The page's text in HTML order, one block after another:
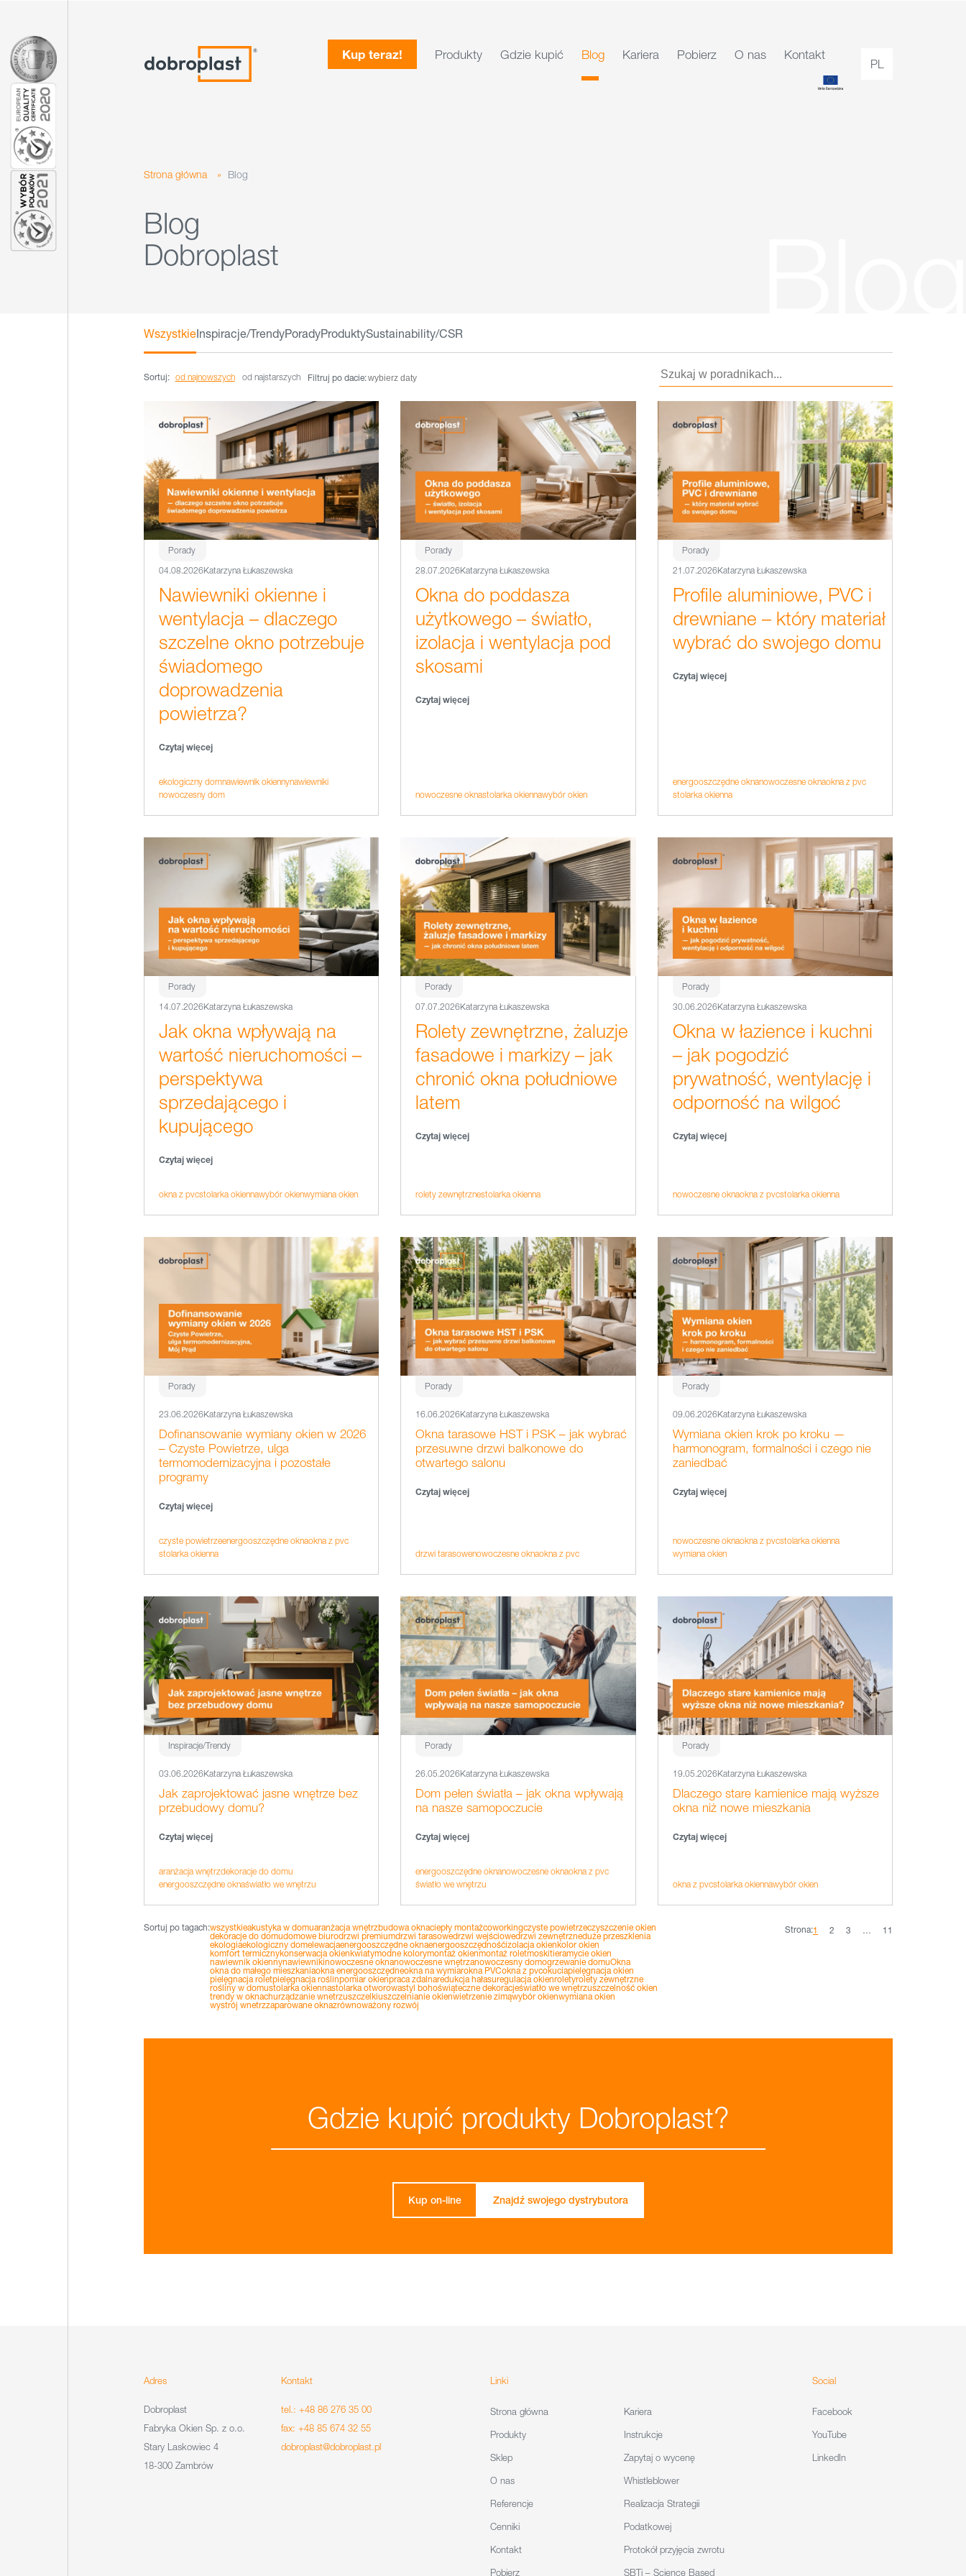
Kup teraz! Produkty Gdzie kupić Blog Kariera Pobierz O nas Kontakt
PL
Strona główna » Blog
Blog
Dobroplast
WszystkieInspiracje/TrendyPoradyProduktySustainability/CSR
Sortuj: od najnowszych od najstarszych Filtruj po dacie:
Porady
04.08.2026Katarzyna Łukaszewska
Nawiewniki okienne i
wentylacja – dlaczego
szczelne okno potrzebuje
świadomego
doprowadzenia
powietrza?
Czytaj więcej
ekologiczny domnawiewnik okiennynawiewniki
nowoczesny dom
Porady
28.07.2026Katarzyna Łukaszewska
Okna do poddasza
użytkowego – światło,
izolacja i wentylacja pod
skosami
Czytaj więcej
nowoczesne oknastolarka okiennawybór okien
Porady
21.07.2026Katarzyna Łukaszewska
Profile aluminiowe, PVC i
drewniane – który materiał
wybrać do swojego domu
Czytaj więcej
energooszczędne oknanowoczesne oknaokna z pvc
stolarka okienna
Porady
14.07.2026Katarzyna Łukaszewska
Jak okna wpływają na
wartość nieruchomości –
perspektywa
sprzedającego i
kupującego
Czytaj więcej
okna z pvcstolarka okiennawybór okienwymiana okien
Porady
07.07.2026Katarzyna Łukaszewska
Rolety zewnętrzne, żaluzje
fasadowe i markizy – jak
chronić okna południowe
latem
Czytaj więcej
rolety zewnętrznestolarka okienna
Porady
30.06.2026Katarzyna Łukaszewska
Okna w łazience i kuchni
– jak pogodzić
prywatność, wentylację i
odporność na wilgoć
Czytaj więcej
nowoczesne oknaokna z pvcstolarka okienna
Porady
23.06.2026Katarzyna Łukaszewska
Dofinansowanie wymiany okien w 2026
– Czyste Powietrze, ulga
termomodernizacyjna i pozostałe
programy
Czytaj więcej
czyste powietrzeenergooszczędne oknaokna z pvc
stolarka okienna
Porady
16.06.2026Katarzyna Łukaszewska
Okna tarasowe HST i PSK – jak wybrać
przesuwne drzwi balkonowe do
otwartego salonu
Czytaj więcej
drzwi tarasowenowoczesne oknaokna z pvc
Porady
09.06.2026Katarzyna Łukaszewska
Wymiana okien krok po kroku —
harmonogram, formalności i czego nie
zaniedbać
Czytaj więcej
nowoczesne oknaokna z pvcstolarka okienna
wymiana okien
Inspiracje/Trendy
03.06.2026Katarzyna Łukaszewska
Jak zaprojektować jasne wnętrze bez
przebudowy domu?
Czytaj więcej
aranżacja wnętrzdekoracje do domu
energooszczędne oknaświatło we wnętrzu
Porady
26.05.2026Katarzyna Łukaszewska
Dom pełen światła – jak okna wpływają
na nasze samopoczucie
Czytaj więcej
energooszczędne oknanowoczesne oknaokna z pvc
światło we wnętrzu
Porady
19.05.2026Katarzyna Łukaszewska
Dlaczego stare kamienice mają wyższe
okna niż nowe mieszkania
Czytaj więcej
okna z pvcstolarka okiennawybór okien
Sortuj po tagach:wszystkieakustyka w domuaranżacja wnętrzbudowa oknaciepły montażcoworkingczyste powietrzeczyszczenie okien
dekoracje do domudomowe biurodrzwi premiumdrzwi tarasowedrzwi wejściowedrzwi zewnętrzneduże przeszklenia
ekologiaekologiczny domelewacjaenergooszczędne oknaenergooszczędnośćizolacja okienkolor okien
komfort termicznykonserwacja okienkwiatymodne kolorymontaż okienmontaż roletmoskitieramycie okien
nawiewnik okiennynawiewnikinowoczesne oknanowoczesne wnętrzanowoczesny domogrzewanie domuOkna
okna do małego mieszkaniaokna energooszczędneokna na wymiarokna PVCokna z pvcokuciapielęgnacja okien
pielęgnacja roletpielęgnacja roślinpomiar okienpraca zdalnaredukcja hałasuregulacja okienroletyrolety zewnętrzne
rośliny w domustolarka okiennastolarka otworowastyl bohoświąteczne dekoracjeświatło we wnętrzuszczelność okien
trendy w oknachurządzanie wnetrzuszczelkiuszczelnianie okienwietrzenie zimąwybór okienwymiana okien
wystrój wnetrzzaparowane oknazrównoważony rozwój
Strona:1 2 3 … 11
Gdzie kupić produkty Dobroplast?
Kup on-line Znajdź swojego dystrybutora
Adres
Dobroplast
Fabryka Okien Sp. z o.o.
Stary Laskowiec 4
18-300 Zambrów
Kontakt
tel.: +48 86 276 35 00
fax: +48 85 674 32 55
dobroplast@dobroplast.pl
Linki
Strona główna
Produkty
Sklep
O nas
Referencje
Cenniki
Kontakt
Pobierz
Kariera
Instrukcje
Zapytaj o wycenę
Whistleblower
Realizacja Strategii
Podatkowej
Protokół przyjęcia zwrotu
SBTi – Science Based
Social
Facebook
YouTube
LinkedIn